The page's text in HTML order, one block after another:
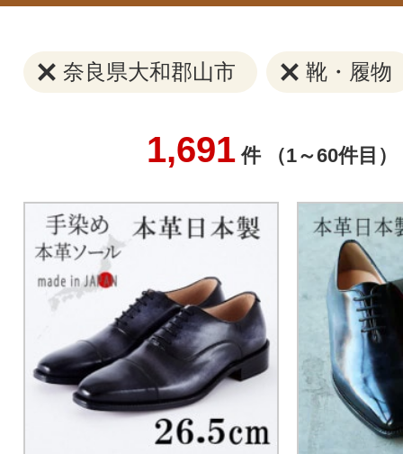
奈良県大和郡山市 靴・履物
1,691件 （1～60件目）